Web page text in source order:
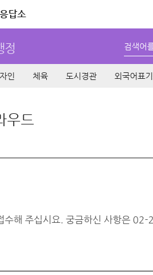
응답소
정 검색어
인 체육 도시경관 외국어표
우드
수해 주십시요. 궁금하신 사항은